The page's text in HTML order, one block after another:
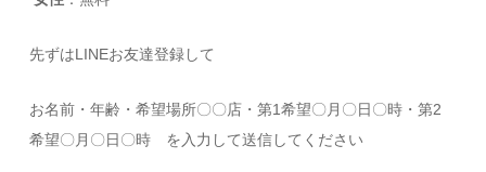
先ずはLINEお友達登録して
お名前・年齢・希望場所〇〇店・第1希望〇月〇日〇時・第2
希望〇月〇日〇時 を入力して送信してください